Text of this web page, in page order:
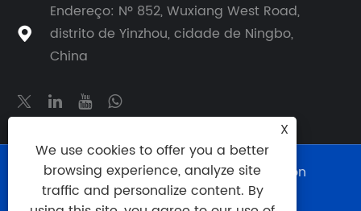

Endereço: Nº 852, Wuxiang West Road,
distrito de Yinzhou, cidade de Ningbo,
China
Copyright © 2025 BestPro (Ningbo) Precision
Manufacturing Co., Ltd. Todos os direitos
X
We use cookies to offer you a better
browsing experience, analyze site
traffic and personalize content. By